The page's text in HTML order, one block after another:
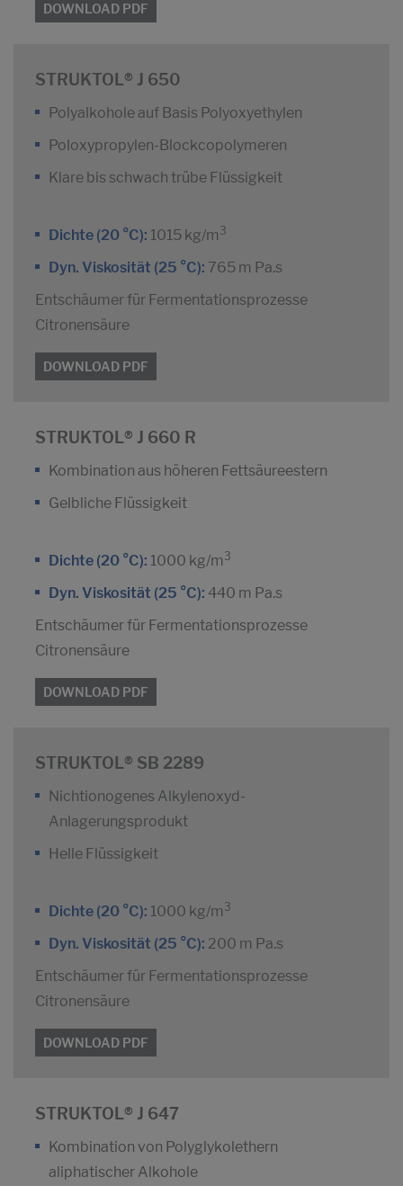
DOWNLOAD PDF
STRUKTOL® J 650
Polyalkohole auf Basis Polyoxyethylen
Poloxypropylen-Blockcopolymeren
Klare bis schwach trübe Flüssigkeit
Dichte (20 °C): 1015 kg/m 3
Dyn. Viskosität (25 °C): 765 m Pa.s
Entschäumer für Fermentationsprozesse
Citronensäure
DOWNLOAD PDF
STRUKTOL® J 660 R
Kombination aus höheren Fettsäureestern
Gelbliche Flüssigkeit
Dichte (20 °C): 1000 kg/m 3
Dyn. Viskosität (25 °C): 440 m Pa.s
Entschäumer für Fermentationsprozesse
Citronensäure
DOWNLOAD PDF
STRUKTOL® SB 2289
Nichtionogenes Alkylenoxyd-
Anlagerungsprodukt
Helle Flüssigkeit
Dichte (20 °C): 1000 kg/m 3
Dyn. Viskosität (25 °C): 200 m Pa.s
Entschäumer für Fermentationsprozesse
Citronensäure
DOWNLOAD PDF
STRUKTOL® J 647
Kombination von Polyglykolethern
aliphatischer Alkohole